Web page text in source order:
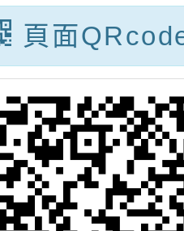
·歌
「亞
會」
頁面